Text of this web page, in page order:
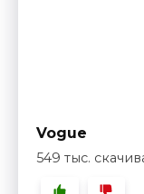
Vogue
549 тыс.